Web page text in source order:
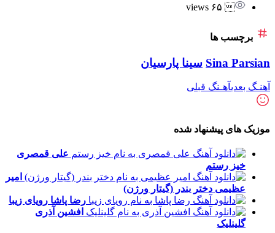
۶۵ views
برچسب ها
Sina Parsian سینا پارسیان
آهنـگ بعدیآهـنگ قبلی
موزیک های پیشنهاد شده
علی قمصری
خیز رستم
امیر
عظیمی دختر بندر (گیتار ورژن)
رضا پاشا رویای زیبا
افشین آذری
گلینلیک